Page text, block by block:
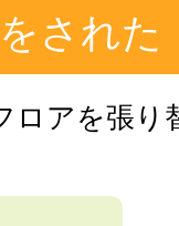
をされ
アを張り